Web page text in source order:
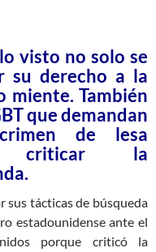
visto no solo se
su derecho a la
miente. También
que demandan
de lesa
criticar la
sus tácticas de búsqueda
estadounidense ante el
porque criticó la